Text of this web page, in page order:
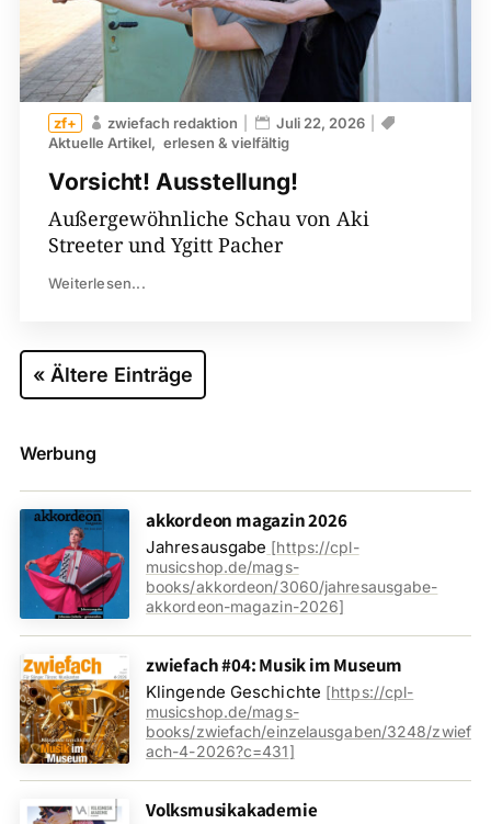
Vorsicht! Ausstellung!
zwiefach redaktion
Juli 22, 2026
Aktuelle Artikel
erlesen & vielfältig
Außergewöhnliche Schau von Aki
Streeter und Ygitt Pacher
Weiterlesen...
« Ältere Einträge
Werbung
akkordeon magazin 2026
Jahresausgabe [https://cpl-
musicshop.de/mags-
books/akkordeon/3060/jahresausgabe-
akkordeon-magazin-2026]
zwiefach #04: Musik im Museum
Klingende Geschichte [https://cpl-
musicshop.de/mags-
books/zwiefach/einzelausgaben/3248/zwief
ach-4-2026?c=431]
Volksmusikakademie